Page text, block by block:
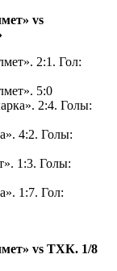
vs
2:1. Гол:
5:0
2:4. Голы:
4:2. Голы:
1:3. Голы:
1:7. Гол:
vs ТХК. 1/8